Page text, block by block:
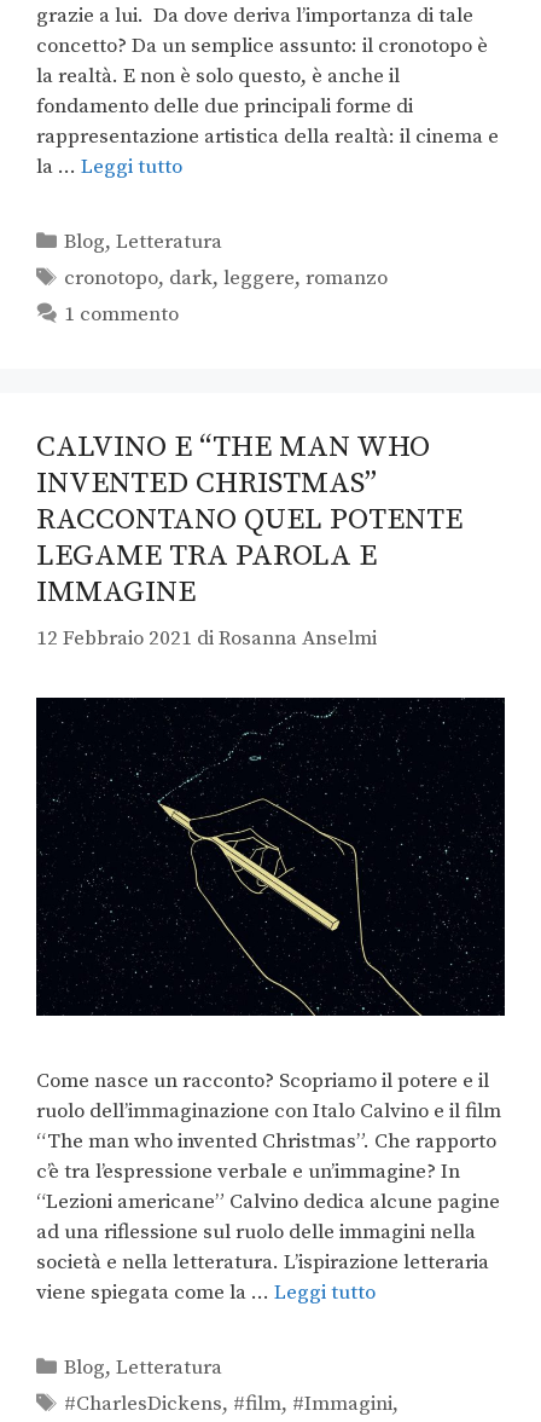
grazie a lui. Da dove deriva l’importanza di tale
concetto? Da un semplice assunto: il cronotopo è
la realtà. E non è solo questo, è anche il
fondamento delle due principali forme di
rappresentazione artistica della realtà: il cinema e
la … Leggi tutto
Blog,Letteratura
cronotopo, dark,leggere,romanzo
1 commento
CALVINO E “THE MAN WHO
INVENTED CHRISTMAS”
RACCONTANO QUEL POTENTE
LEGAME TRA PAROLA E
IMMAGINE
12 Febbraio 2021 diRosanna Anselmi
Come nasce un racconto? Scopriamo il potere e il
ruolo dell’immaginazione con Italo Calvino e il film
“The man who invented Christmas”. Che rapporto
c’è tra l’espressione verbale e un’immagine? In
“Lezioni americane” Calvino dedica alcune pagine
ad una riflessione sul ruolo delle immagini nella
società e nella letteratura. L’ispirazione letteraria
viene spiegata come la … Leggi tutto
Blog,Letteratura
#CharlesDickens, #film, #Immagini,